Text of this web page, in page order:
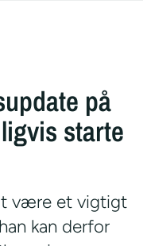
på
starte
være et vigtigt
kan derfor